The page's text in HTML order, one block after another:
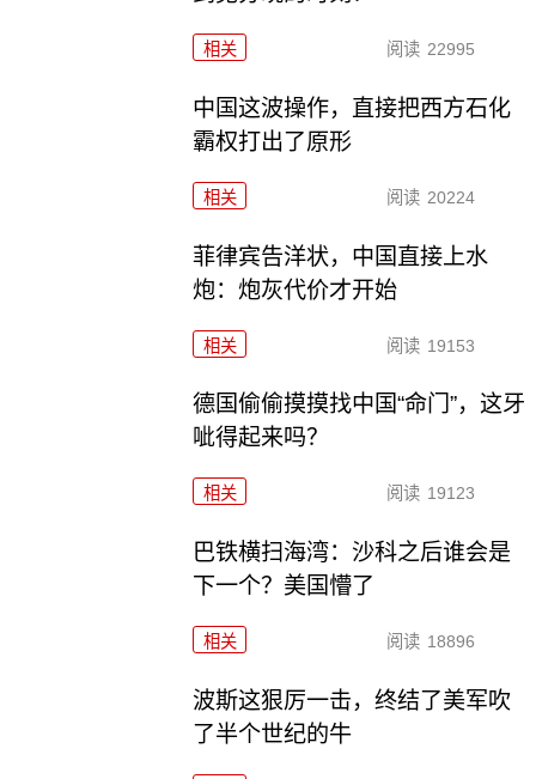
相关 阅读 22995
中国这波操作，直接把西方石化
霸权打出了原形
相关 阅读 20224
菲律宾告洋状，中国直接上水
炮：炮灰代价才开始
相关 阅读 19153
德国偷偷摸摸找中国“命门”，这牙
呲得起来吗？
相关 阅读 19123
巴铁横扫海湾：沙科之后谁会是
下一个？美国懵了
相关 阅读 18896
波斯这狠厉一击，终结了美军吹
了半个世纪的牛